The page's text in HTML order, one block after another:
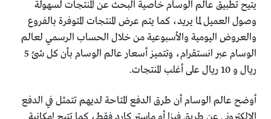
يتيح تطبيق عالم الوسام خاصية البحث عن المنتجات لسهولة
وصول العميل لما يريد، كما يتم عرض المنتجات المتوفرة بالفروع
والعروض اليومية والأسبوعية من خلال الحساب الرسمي لعالم
الوسام عبر انستقرام، وتتميز أسعار عالم الوسام بأن كل شئ 5
ريال و 10 ريال على أغلب المنتجات.
أوضح عالم الوسام أن طرق الدفع المتاحة لديهم تتمثل في الدفع